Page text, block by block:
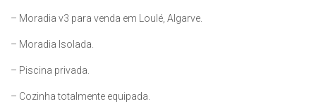
– Moradia v3 para venda em Loulé, Algarve.
– Moradia Isolada.
– Piscina privada.
– Cozinha totalmente equipada.